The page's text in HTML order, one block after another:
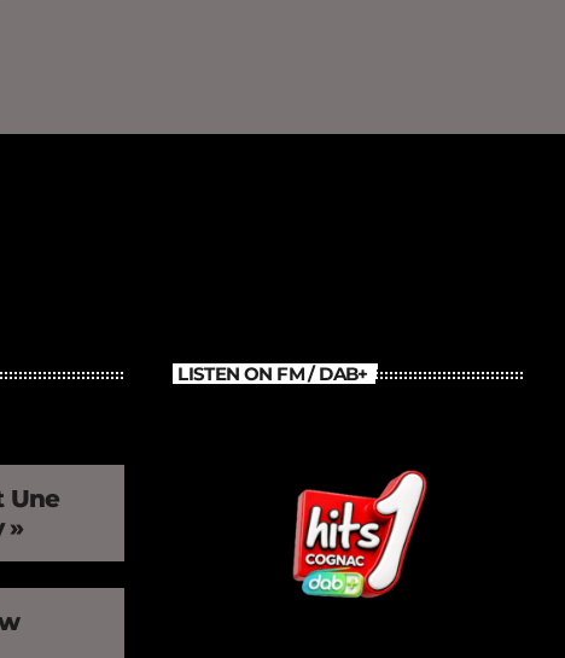
Une
»
LISTEN ON FM / DAB+